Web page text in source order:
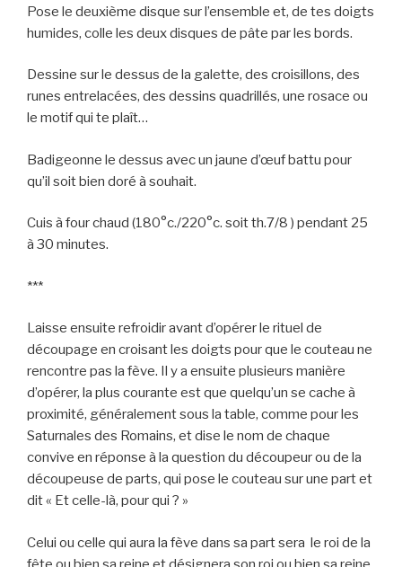
Pose le deuxième disque sur l’ensemble et, de tes doigts
humides, colle les deux disques de pâte par les bords.
Dessine sur le dessus de la galette, des croisillons, des
runes entrelacées, des dessins quadrillés, une rosace ou
le motif qui te plaît…
Badigeonne le dessus avec un jaune d’œuf battu pour
qu’il soit bien doré à souhait.
Cuis à four chaud (180°c./220°c. soit th.7/8 ) pendant 25
à 30 minutes.
***
Laisse ensuite refroidir avant d’opérer le rituel de
découpage en croisant les doigts pour que le couteau ne
rencontre pas la fève. Il y a ensuite plusieurs manière
d’opérer, la plus courante est que quelqu’un se cache à
proximité, généralement sous la table, comme pour les
Saturnales des Romains, et dise le nom de chaque
convive en réponse à la question du découpeur ou de la
découpeuse de parts, qui pose le couteau sur une part et
dit « Et celle-là, pour qui ? »
Celui ou celle qui aura la fève dans sa part sera le roi de la